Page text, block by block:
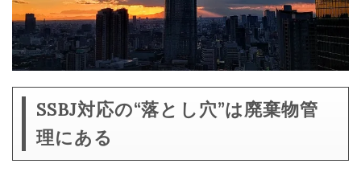
SSBJ対応の“落とし穴”は廃棄物管
理にある